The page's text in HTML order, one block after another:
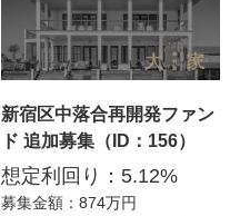
新宿区中落合再開発ファン
ド 追加募集（ID：156）
想定利回り：5.12%
募集金額：874万円